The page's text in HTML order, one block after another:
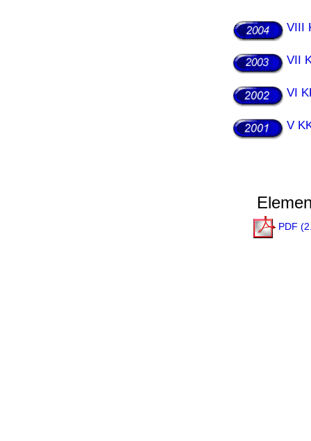
VIII
VII
VI
V
PDF